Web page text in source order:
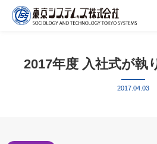
2017年度 入社式が執
2017.04.03